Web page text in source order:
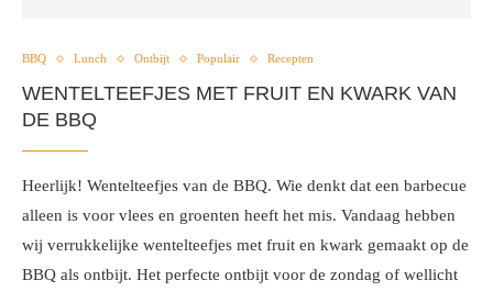
BBQ Lunch Ontbijt Populair Recepten
WENTELTEEFJES MET FRUIT EN KWARK VAN
DE BBQ
Heerlijk! Wentelteefjes van de BBQ. Wie denkt dat een barbecue
alleen is voor vlees en groenten heeft het mis. Vandaag hebben
wij verrukkelijke wentelteefjes met fruit en kwark gemaakt op de
BBQ als ontbijt. Het perfecte ontbijt voor de zondag of wellicht